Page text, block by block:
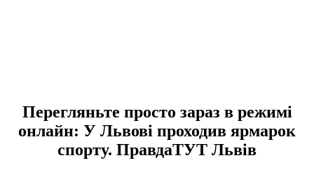
Перегляньте просто зараз в режимі
онлайн: У Львові проходив ярмарок
спорту. ПравдаТУТ Львів